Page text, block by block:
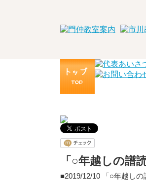
「○年越しの
■2019/12/10
「○年越し